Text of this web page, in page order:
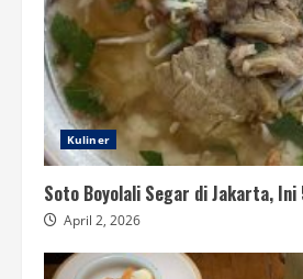
Kuliner
Soto Boyolali Segar di Jakarta, Ini
April 2, 2026